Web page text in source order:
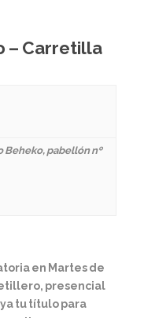
– Carretilla
Beheko, pabellón nº
en Martes de
presencial
tu título para